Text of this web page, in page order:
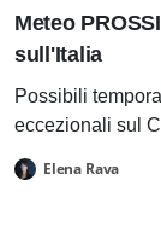
Meteo
sull'Italia
Possibili
eccezionali sul
Elena Rava